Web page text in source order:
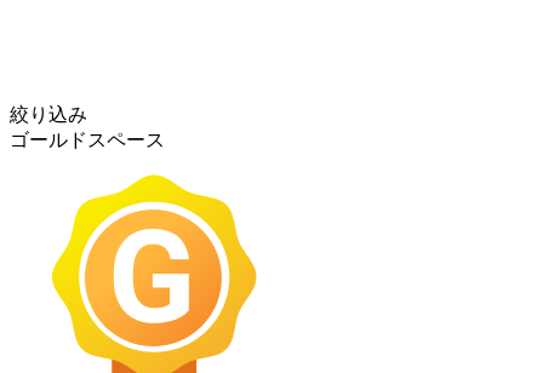
絞り込み
ゴールドスペース